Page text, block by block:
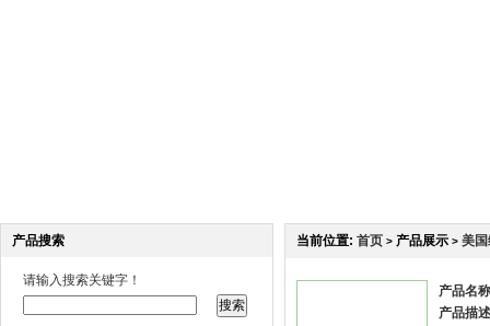
产品搜索
请输入搜索关键字！
当前位置: 首页 > 产品展示 > 美
产品名
产品描